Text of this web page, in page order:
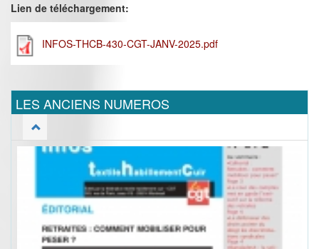
Lien de téléchargement:
INFOS-THCB-430-CGT-JANV-2025.pdf
LES ANCIENS NUMEROS